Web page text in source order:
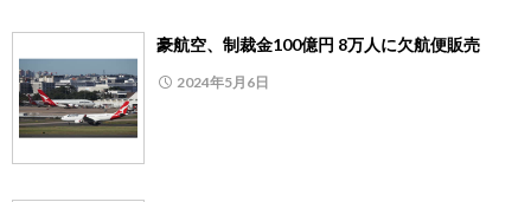
豪航空、制裁金100億円 8万人に欠航便販売
2024年5月6日